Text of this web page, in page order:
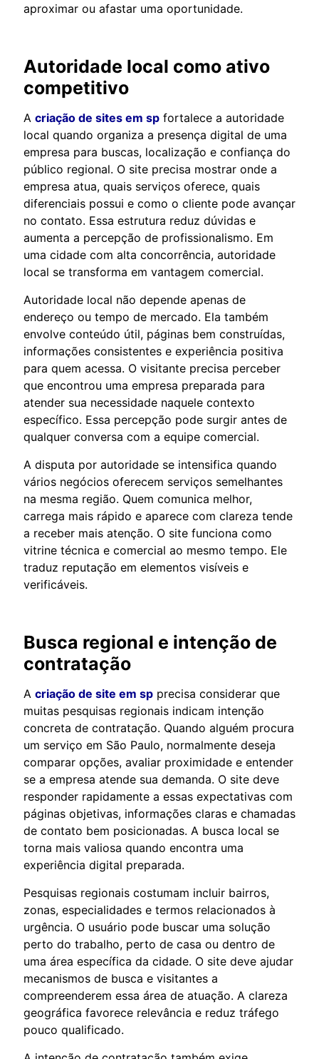
aproximar ou afastar uma oportunidade.
Autoridade local como ativo
competitivo
A criação de sites em sp fortalece a autoridade
local quando organiza a presença digital de uma
empresa para buscas, localização e confiança do
público regional. O site precisa mostrar onde a
empresa atua, quais serviços oferece, quais
diferenciais possui e como o cliente pode avançar
no contato. Essa estrutura reduz dúvidas e
aumenta a percepção de profissionalismo. Em
uma cidade com alta concorrência, autoridade
local se transforma em vantagem comercial.
Autoridade local não depende apenas de
endereço ou tempo de mercado. Ela também
envolve conteúdo útil, páginas bem construídas,
informações consistentes e experiência positiva
para quem acessa. O visitante precisa perceber
que encontrou uma empresa preparada para
atender sua necessidade naquele contexto
específico. Essa percepção pode surgir antes de
qualquer conversa com a equipe comercial.
A disputa por autoridade se intensifica quando
vários negócios oferecem serviços semelhantes
na mesma região. Quem comunica melhor,
carrega mais rápido e aparece com clareza tende
a receber mais atenção. O site funciona como
vitrine técnica e comercial ao mesmo tempo. Ele
traduz reputação em elementos visíveis e
verificáveis.
Busca regional e intenção de
contratação
A criação de site em sp precisa considerar que
muitas pesquisas regionais indicam intenção
concreta de contratação. Quando alguém procura
um serviço em São Paulo, normalmente deseja
comparar opções, avaliar proximidade e entender
se a empresa atende sua demanda. O site deve
responder rapidamente a essas expectativas com
páginas objetivas, informações claras e chamadas
de contato bem posicionadas. A busca local se
torna mais valiosa quando encontra uma
experiência digital preparada.
Pesquisas regionais costumam incluir bairros,
zonas, especialidades e termos relacionados à
urgência. O usuário pode buscar uma solução
perto do trabalho, perto de casa ou dentro de
uma área específica da cidade. O site deve ajudar
mecanismos de busca e visitantes a
compreenderem essa área de atuação. A clareza
geográfica favorece relevância e reduz tráfego
pouco qualificado.